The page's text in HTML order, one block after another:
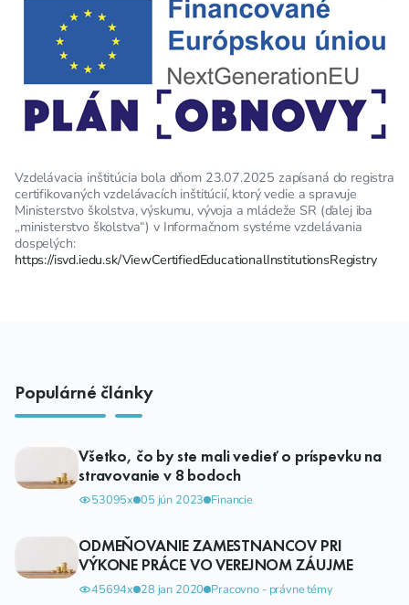
Vzdelávacia inštitúcia bola dňom 23.07.2025 zapísaná do registra
certifikovaných vzdelávacích inštitúcií, ktorý vedie a spravuje
Ministerstvo školstva, výskumu, vývoja a mládeže SR (ďalej iba
„ministerstvo školstva“) v Informačnom systéme vzdelávania
dospelých:
https://isvd.iedu.sk/ViewCertifiedEducationalInstitutionsRegistry
Populárné články
Všetko, čo by ste mali vedieť o príspevku na
stravovanie v 8 bodoch
53095x 05 jún 2023 Financie
ODMEŇOVANIE ZAMESTNANCOV PRI
VÝKONE PRÁCE VO VEREJNOM ZÁUJME
45694x 28 jan 2020 Pracovno - právne témy